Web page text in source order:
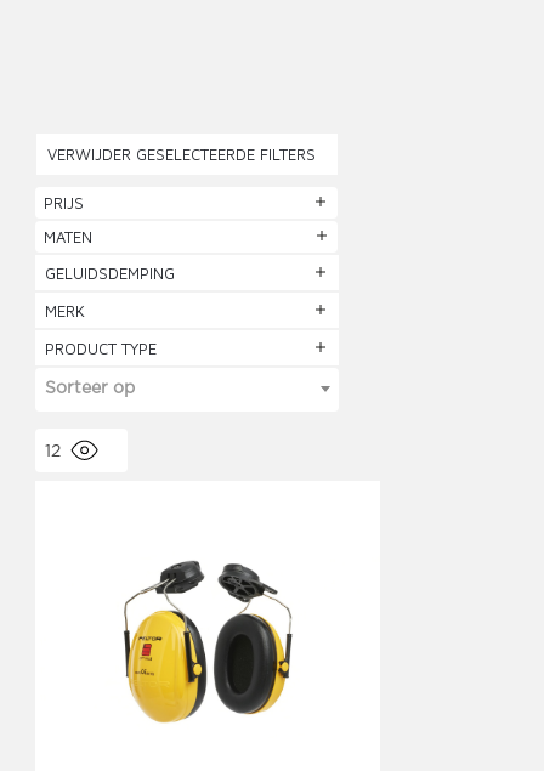
VERWIJDER GESELECTEERDE FILTERS
PRIJS
MATEN
GELUIDSDEMPING
MERK
PRODUCT TYPE
Sorteer op
12